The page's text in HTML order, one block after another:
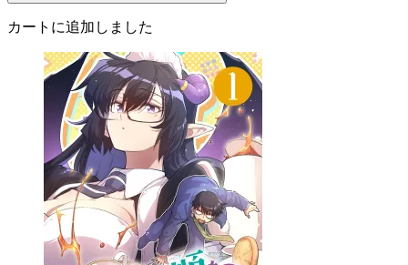
カートに追加しました